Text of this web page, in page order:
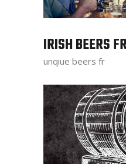
IRISH BEERS
unqiue beers fr